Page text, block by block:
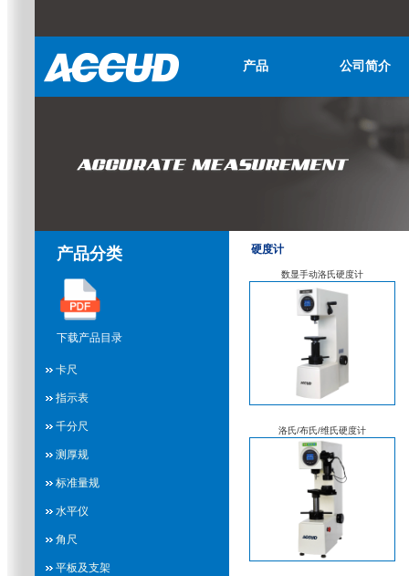
产品 公司简介
产品分类
下载产品目录
卡尺
指示表
千分尺
测厚规
标准量规
水平仪
角尺
平板及支架
硬度计
数显手动洛氏硬度计
洛氏/布氏/维氏硬度计